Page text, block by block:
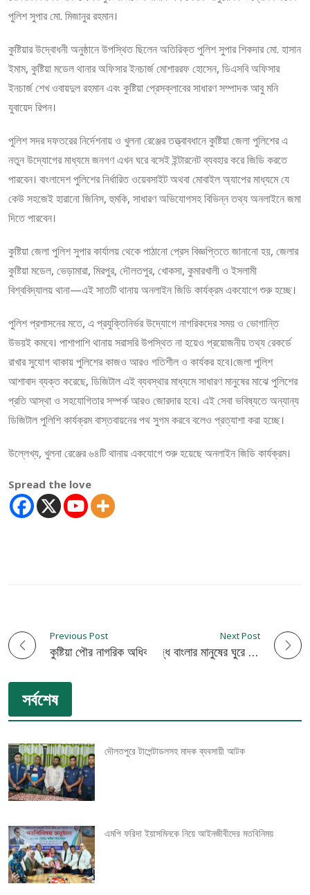
পুলিশ সুপার মো. মিজানুর রহমান।
কুষ্টিয়ার উদ্বোধনী অনুষ্ঠানে উপস্থিত ছিলেন অতিরিক্ত পুলিশ সুপার শিকদার মো. হাসান
ইমাম, কুষ্টিয়া মডেল থানার অফিসার ইনচার্জ মোশাররফ হোসেন, ডিএসবি অফিসার
ইনচার্জ শেখ ওবায়দুল রহমান এবং কুষ্টিয়া প্রেসক্লাবের সাধারণ সম্পাদক আবু মনি
যুবায়েদ রিপন।
পুলিশ সদর দফতরের নির্দেশনায় ও খুলনা রেঞ্জের তত্ত্বাবধানে কুষ্টিয়া জেলা পুলিশের এ
নতুন উদ্যোগের মাধ্যমে জনগণ এখন ঘরে বসেই ইন্টারনেট ব্যবহার করে জিডি করতে
পারবেন। বাংলাদেশ পুলিশের নির্ধারিত ওয়েবসাইট অথবা মোবাইল অ্যাপের মাধ্যমে যে
কেউ সহজেই হারানো জিনিস, হুমকি, সাধারণ অভিযোগসহ বিভিন্ন তথ্য অনলাইনে জমা
দিতে পারবেন।
কুষ্টিয়া জেলা পুলিশ সুপার কার্যালয় থেকে পাঠানো প্রেস বিজ্ঞপ্তিতে জানানো হয়, জেলার
কুষ্টিয়া মডেল, ভেড়ামারা, মিরপুর, দৌলতপুর, খোকসা, কুমারখালী ও ইসলামী
বিশ্ববিদ্যালয় থানা—এই সাতটি থানায় অনলাইন জিডি কার্যক্রম একযোগে শুরু হচ্ছে।
পুলিশ প্রশাসনের মতে, এ প্রযুক্তিনির্ভর উদ্যোগে নাগরিকদের সময় ও ভোগান্তি
উভয়ই কমবে। পাশাপাশি থানায় সরাসরি উপস্থিত না হয়েও প্রয়োজনীয় তথ্য রেকর্ডে
রাখার সুযোগ থাকায় পুলিশের কাজও আরও গতিশীল ও কার্যকর হবে।জেলা পুলিশ
আশাবাদ ব্যক্ত করেছে, ডিজিটাল এই ব্যবস্থার মাধ্যমে সাধারণ মানুষের মাঝে পুলিশের
প্রতি আস্থা ও সহযোগিতার সম্পর্ক আরও জোরদার হবে। এই সেবা ভবিষ্যতে অন্যান্য
ডিজিটাল পুলিশি কার্যক্রম বাস্তবায়নের পথ সুগম করবে বলেও প্রত্যাশা করা হচ্ছে।
উল্লেখ্য, খুলনা রেঞ্জের ৬৪টি থানায় একযোগে শুরু হয়েছে অনলাইন জিডি কার্যক্রম।
Spread the love
P
o
t
n
a
v
i
Previous Post
কুষ্টিয়া পৌর নাগরিক অধিকার পরিষদের প্রশংসনীয় ভূমিকা
Next Post
চেতনা ব্যবসায়ীদের বিরুদ্ধে বাংলার মানুষের ঘুরে দাঁড়ানো
সর্বশেষ
দৌলতপুরে টাপেন্টাডলসহ মাদক ব্যবসায়ী আটক
এমপি ফরিদা ইয়াসমিনকে নিয়ে আইনজীবীদের মতবিনিময়